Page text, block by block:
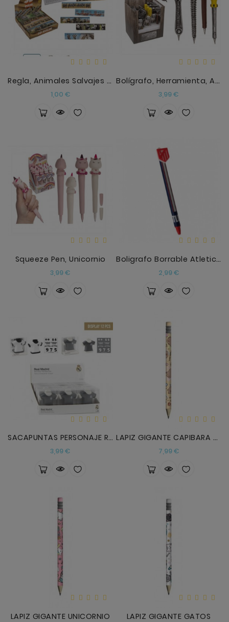
Regla, Animales Salvajes Con Las Tablas
1,00 €Precio
Bolígrafo, Herramienta, Aprox.12 Cm
3,99 €
Squeeze Pen, Unicornio
3,99 €
Boligrafo Borrable Atletico De Madrid
2,99 €Precio
SACAPUNTAS PERSONAJE REAL MADRI
3,99 €
LAPIZ GIGANTE CAPIBARA Y AJOLOTE
7,99 €Precio
LAPIZ GIGANTE UNICORNIO LAPIZ GIGANTE GATOS